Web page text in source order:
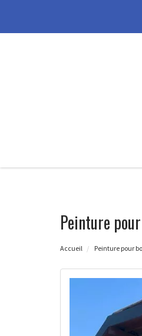
Peinture
Accueil Peinture pour